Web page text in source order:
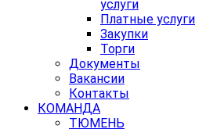
услуги
Платные услуги
Закупки
Торги
Документы
Вакансии
Контакты
КОМАНДА
ТЮМЕНЬ